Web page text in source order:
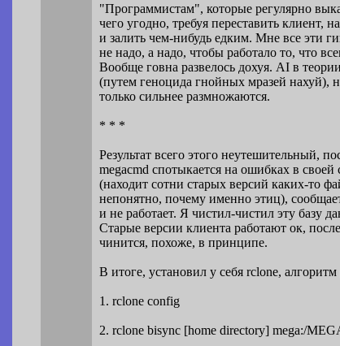
"Программистам", которые регулярно
чего угодно, требуя переставить клиент,
и залить чем-нибудь едким. Мне все эти
не надо, а надо, чтобы работало то, что
Вообще говна развелось дохуя. AI в
(путем геноцида гнойных мразей нахуй),
только сильнее размножаются.
* * *
Результат всего этого неутешительный,
megacmd спотыкается на ошибках в
(находит сотни старых версий каких-то
непонятно, почему именно этиц),
и не работает. Я чистил-чистил эту базу
Старые версии клиента работают ок,
чинится, похоже, в принципе.
В итоге, установил у себя rclone,
1. rclone config
2. rclone bisync [home directory] mega:/